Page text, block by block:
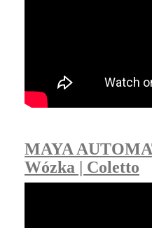
MAYA
Wózka | Coletto